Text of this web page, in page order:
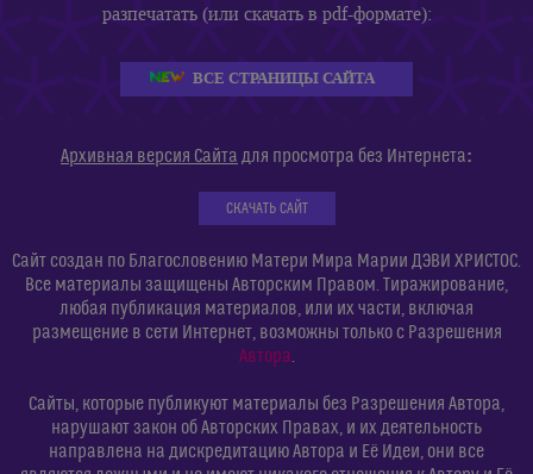
разпечатать (или скачать в pdf-формате):
ВСЕ СТРАНИЦЫ САЙТА
Архивная версия Сайта для просмотра без Интернета:
СКАЧАТЬ САЙТ
Сайт создан по Благословению Матери Мира Марии ДЭВИ ХРИСТОС.
Все материалы защищены Авторским Правом. Тиражирование,
любая публикация материалов, или их части, включая
размещение в сети Интернет, возможны только с Разрешения
Автора.
Сайты, которые публикуют материалы без Разрешения Автора,
нарушают закон об Авторских Правах, и их деятельность
направлена на дискредитацию Автора и Её Идеи, они все